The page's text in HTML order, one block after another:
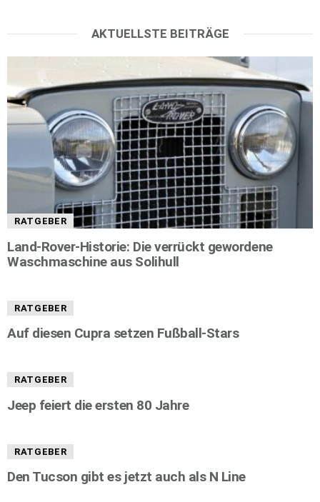
AKTUELLSTE BEITRÄGE
RATGEBER
Land-Rover-Historie: Die verrückt gewordene
Waschmaschine aus Solihull
RATGEBER
Auf diesen Cupra setzen Fußball-Stars
RATGEBER
Jeep feiert die ersten 80 Jahre
RATGEBER
Den Tucson gibt es jetzt auch als N Line